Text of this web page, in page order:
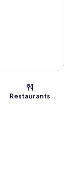
Restaurants